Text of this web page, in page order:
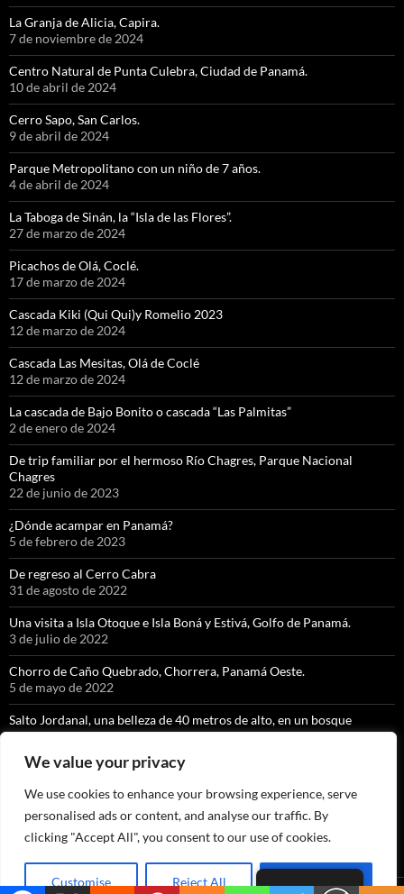
We value your privacy
We use cookies to enhance your browsing experience, serve
personalised ads or content, and analyse our traffic. By
clicking "Accept All", you consent to our use of cookies.
Customise Reject All
La Granja de Alicia, Capira.
7 de noviembre de 2024
Centro Natural de Punta Culebra, Ciudad de Panamá.
10 de abril de 2024
Cerro Sapo, San Carlos.
9 de abril de 2024
Parque Metropolitano con un niño de 7 años.
4 de abril de 2024
La Taboga de Sinán, la “Isla de las Flores”.
27 de marzo de 2024
Picachos de Olá, Coclé.
17 de marzo de 2024
Cascada Kiki (Qui Qui)y Romelio 2023
12 de marzo de 2024
Cascada Las Mesitas, Olá de Coclé
12 de marzo de 2024
La cascada de Bajo Bonito o cascada “Las Palmitas”
2 de enero de 2024
De trip familiar por el hermoso Río Chagres, Parque Nacional
Chagres
22 de junio de 2023
¿Dónde acampar en Panamá?
5 de febrero de 2023
De regreso al Cerro Cabra
31 de agosto de 2022
Una visita a Isla Otoque e Isla Boná y Estivá, Golfo de Panamá.
3 de julio de 2022
Chorro de Caño Quebrado, Chorrera, Panamá Oeste.
5 de mayo de 2022
Salto Jordanal, una belleza de 40 metros de alto, en un bosque
nuboso exquisito.
Ngäbe Buglé
9 de marzo de 2022